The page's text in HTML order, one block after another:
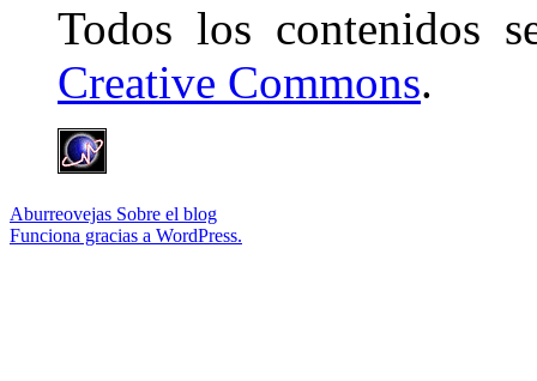
Todos los contenidos
Creative Commons.
Aburreovejas Sobre el blog
Funciona gracias a WordPress.